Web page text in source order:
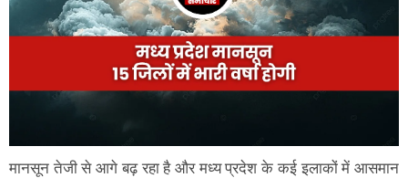
मानसून तेजी से आगे बढ़ रहा है और मध्य प्रदेश के कई इलाकों में आसमान